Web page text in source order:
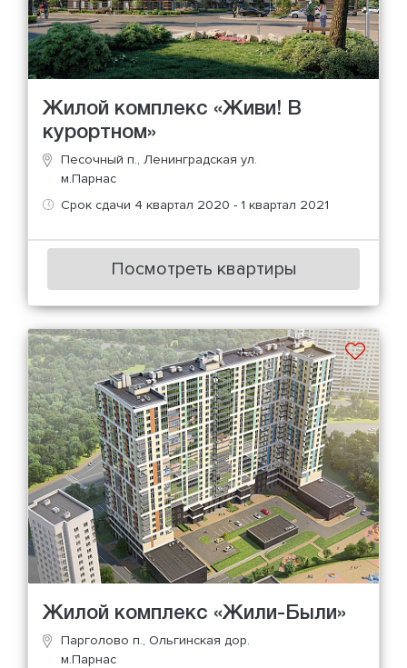
Жилой комплекс «Живи! В
курортном»
Песочный п., Ленинградская ул.
м.Парнас
Срок сдачи 4 квартал 2020 - 1 квартал 2021
Посмотреть квартиры
Жилой комплекс «Жили-Были»
Парголово п., Ольгинская дор.
м.Парнас